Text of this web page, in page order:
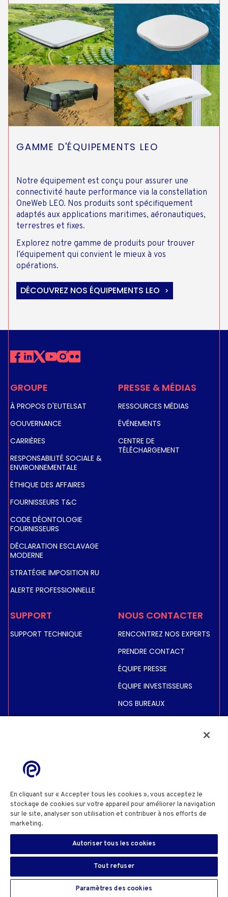
FR
GAMME D'ÉQUIPEMENTS LEO
Notre équipement est conçu pour assurer une
connectivité haute performance via la constellation
OneWeb LEO. Nos produits sont spécifiquement
adaptés aux applications maritimes, aéronautiques,
terrestres et fixes.
Explorez notre gamme de produits pour trouver
l’équipement qui convient le mieux à vos
opérations.
DÉCOUVREZ NOS ÉQUIPEMENTS LEO
GROUPE
À PROPOS D'EUTELSAT
GOUVERNANCE
CARRIÈRES
RESPONSABILITÉ SOCIALE &
ENVIRONNEMENTALE
ÉTHIQUE DES AFFAIRES
FOURNISSEURS T&C
CODE DÉONTOLOGIE
FOURNISSEURS
DÉCLARATION ESCLAVAGE
MODERNE
STRATÉGIE IMPOSITION RU
ALERTE PROFESSIONNELLE
PRESSE & MÉDIAS
RESSOURCES MÉDIAS
ÉVÉNEMENTS
CENTRE DE
TÉLÉCHARGEMENT
SUPPORT
SUPPORT TECHNIQUE
NOUS CONTACTER
RENCONTREZ NOS EXPERTS
PRENDRE CONTACT
ÉQUIPE PRESSE
ÉQUIPE INVESTISSEURS
NOS BUREAUX
INFORMATIONS FINANCIÈRES
RÈGLEMENTÉES
ACTIONNAIRES
POLITIQUE DE CONFIDENTIALITÉ
POLITIQUE COOKIES
PARAMÈTRES DES COOKIES TERMES & CONDITIONS SITE
INFORMATIONS SITEDIVULGATION SÉCURITÉ
Copyright© 2025 Eutelsat Communications SA
En cliquant sur « Accepter tous les cookies », vous acceptez le
stockage de cookies sur votre appareil pour améliorer la navigation
sur le site, analyser son utilisation et contribuer à nos efforts de
marketing.
Autoriser tous les cookies
Tout refuser
Paramètres des cookies